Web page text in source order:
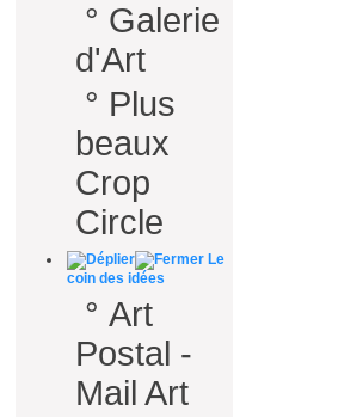
° Galerie
d'Art
° Plus
beaux
Crop
Circle
Le
coin des idées
° Art
Postal -
Mail Art